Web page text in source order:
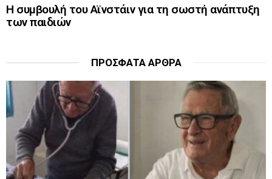
Η συμβουλή του Αϊνστάιν για τη σωστή ανάπτυξη
των παιδιών
ΠΡΌΣΦΑΤΑ ΆΡΘΡΑ